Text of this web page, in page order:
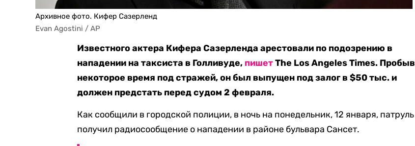
Архивное фото. Кифер Сазерленд
Evan Agostini / AP
Известного актера Кифера Сазерленда арестовали по подозрению в
нападении на таксиста в Голливуде, пишетThe Los Angeles Times. Пробыв
некоторое время под стражей, он был выпущен под залог в $50 тыс. и
должен предстать перед судом 2 февраля.
Как сообщили в городской полиции, в ночь на понедельник, 12 января, патруль
получил радиосообщение о нападении в районе бульвара Сансет.